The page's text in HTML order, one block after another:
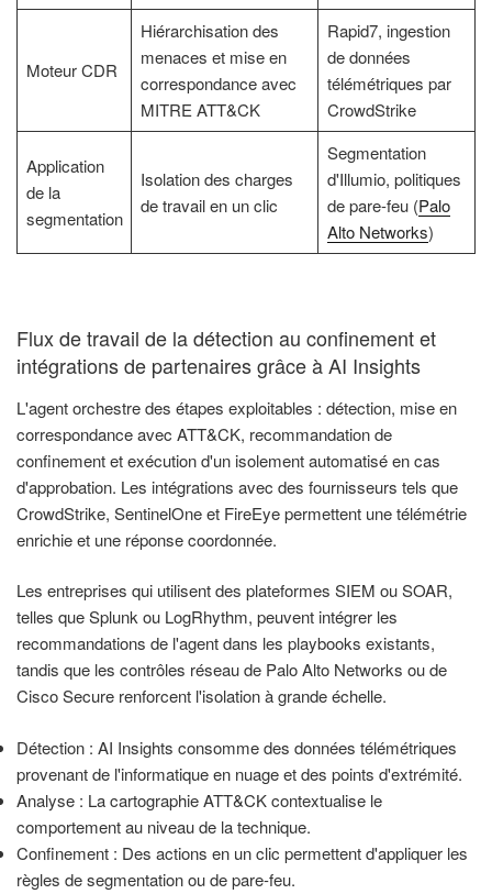
Moteur CDR
Hiérarchisation des
menaces et mise en
correspondance avec
MITRE ATT&CK
Rapid7, ingestion
de données
télémétriques par
CrowdStrike
Application
de la
segmentation
Isolation des charges
de travail en un clic
Segmentation
d'Illumio, politiques
de pare-feu (Palo
Alto Networks)
Flux de travail de la détection au confinement et
intégrations de partenaires grâce à AI Insights
L'agent orchestre des étapes exploitables : détection, mise en
correspondance avec ATT&CK, recommandation de
confinement et exécution d'un isolement automatisé en cas
d'approbation. Les intégrations avec des fournisseurs tels que
CrowdStrike, SentinelOne et FireEye permettent une télémétrie
enrichie et une réponse coordonnée.
Les entreprises qui utilisent des plateformes SIEM ou SOAR,
telles que Splunk ou LogRhythm, peuvent intégrer les
recommandations de l'agent dans les playbooks existants,
tandis que les contrôles réseau de Palo Alto Networks ou de
Cisco Secure renforcent l'isolation à grande échelle.
Détection : AI Insights consomme des données télémétriques
provenant de l'informatique en nuage et des points d'extrémité.
Analyse : La cartographie ATT&CK contextualise le
comportement au niveau de la technique.
Confinement : Des actions en un clic permettent d'appliquer les
règles de segmentation ou de pare-feu.